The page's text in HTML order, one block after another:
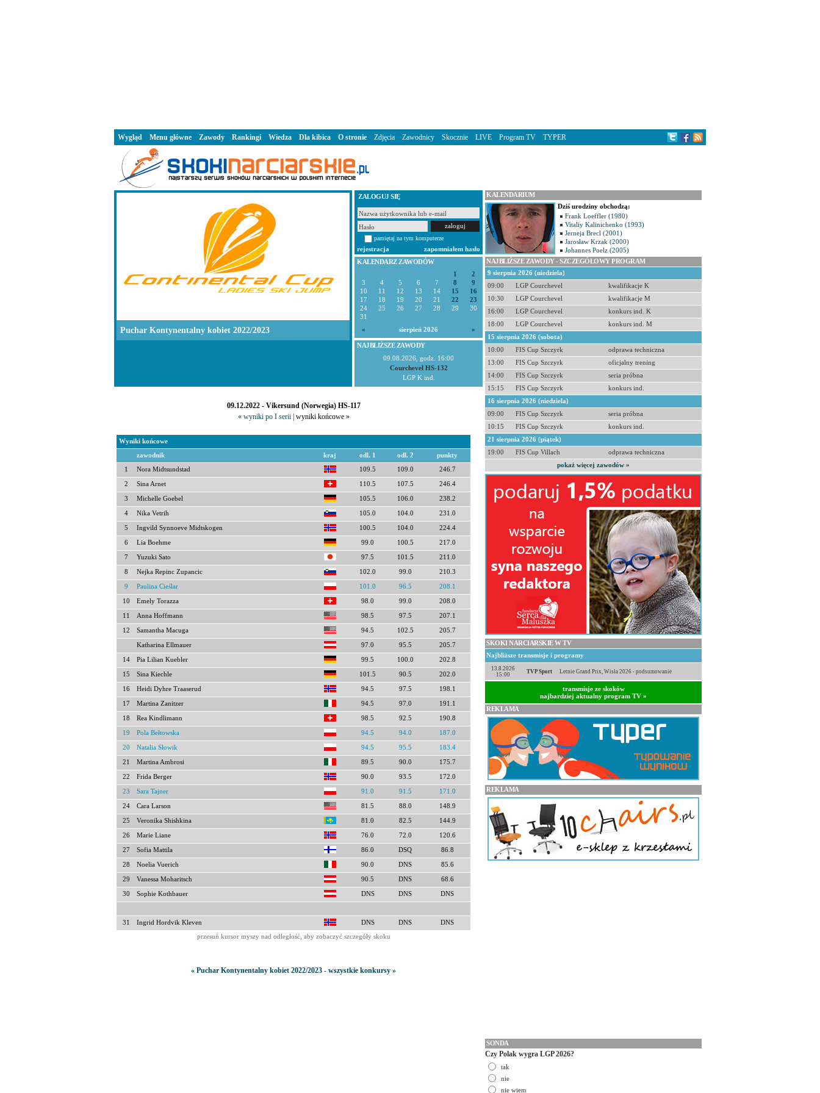
ZALOGUJ SIĘ
pamiętaj na tym komputerze
rejestracja
zapomniałem hasło
KALENDARZ ZAWODÓW
1
2
3
4 5 6 7 8
9
10
11 12 13 14 15
16
17
18 19 20 21 22
23
24
25 26 27 28 29
30
31
«
sierpień 2026 »
NAJBLIŻSZE ZAWODY
09.08.2026, godz. 16:00
Courchevel HS-132
LGP K ind.
09.12.2022 - Vikersund (Norwegia) HS-117
« wyniki po I serii| wyniki końcowe »
Wyniki końcowe
zawodnik kraj odl. 1 odl. 2 punkty
1 Nora Midtsundstad 109.5 109.0 246.7
2 Sina Arnet 110.5 107.5 246.4
3 Michelle Goebel 105.5 106.0 238.2
4 Nika Vetrih 105.0 104.0 231.0
5 Ingvild Synnoeve Midtskogen 100.5 104.0 224.4
6 Lia Boehme 99.0 100.5 217.0
7 Yuzuki Sato 97.5 101.5 211.0
8 Nejka Repinc Zupancic 102.0 99.0 210.3
9 Paulina Cieślar 101.0 96.5 208.1
10 Emely Torazza 98.0 99.0 208.0
11 Anna Hoffmann 98.5 97.5 207.1
12 Samantha Macuga 94.5 102.5 205.7
Katharina Ellmauer 97.0 95.5 205.7
14 Pia Lilian Kuebler 99.5 100.0 202.8
15 Sina Kiechle 101.5 90.5 202.0
16 Heidi Dyhre Traaserud 94.5 97.5 198.1
17 Martina Zanitzer 94.5 97.0 191.1
18 Rea Kindlimann 98.5 92.5 190.8
19 Pola Bełtowska 94.5 94.0 187.0
20 Natalia Słowik 94.5 95.5 183.4
21 Martina Ambrosi 89.5 90.0 175.7
22 Frida Berger 90.0 93.5 172.0
23 Sara Tajner 91.0 91.5 171.0
24 Cara Larson 81.5 88.0 148.9
25 Veronika Shishkina 81.0 82.5 144.9
26 Marie Liane 76.0 72.0 120.6
27 Sofia Mattila 86.0 DSQ 86.8
28 Noelia Vuerich 90.0 DNS 85.6
29 Vanessa Moharitsch 90.5 DNS 68.6
30 Sophie Kothbauer DNS DNS DNS
31 Ingrid Hordvik Kleven DNS DNS DNS
przesuń kursor myszy nad odległość, aby zobaczyć szczegóły skoku
« Puchar Kontynentalny kobiet 2022/2023 - wszystkie konkursy »
Puchar Kontynentalny kobiet 2022/2023
KALENDARIUM
Dziś urodziny obchodzą:
Frank Loeffler (1980)
Vitaliy Kalinichenko (1993)
Jerneja Brecl (2001)
Jarosław Krzak (2000)
Johannes Poelz (2005)
NAJBLIŻSZE ZAWODY - SZCZEGÓŁOWY PROGRAM
9 sierpnia 2026 (niedziela)
09:00
LGP Courchevel
kwalifikacje K
10:30
LGP Courchevel
kwalifikacje M
16:00
LGP Courchevel
konkurs ind. K
18:00
LGP Courchevel
konkurs ind. M
15 sierpnia 2026 (sobota)
10:00
FIS Cup Szczyrk
odprawa techniczna
13:00
FIS Cup Szczyrk
oficjalny trening
14:00
FIS Cup Szczyrk
seria próbna
15:15
FIS Cup Szczyrk
konkurs ind.
16 sierpnia 2026 (niedziela)
09:00
FIS Cup Szczyrk
seria próbna
10:15
FIS Cup Szczyrk
konkurs ind.
21 sierpnia 2026 (piątek)
19:00
FIS Cup Villach
odprawa techniczna
pokaż więcej zawodów »
SKOKI NARCIARSKIE W TV
Najbliższe transmisje i programy
13.8.2026
15:00
TVP Sport Letnie Grand Prix, Wisła 2026 - podsumowanie
transmisje ze skoków
najbardziej aktualny program TV »
REKLAMA
REKLAMA
SONDA
Czy Polak wygra LGP 2026?
tak
nie
nie wiem
Wygląd Menu główne Zawody Rankingi Wiedza Dla kibica O stronie Zdjęcia Zawodnicy Skocznie LIVE Program TV TYPER